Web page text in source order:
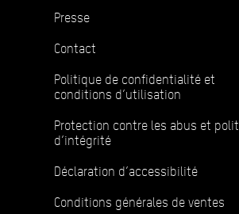
Presse
Contact
Politique de confidentialité et
conditions d’utilisation
Protection contre les abus et
d’intégrité
Déclaration d’accessibilité
Conditions générales de ventes